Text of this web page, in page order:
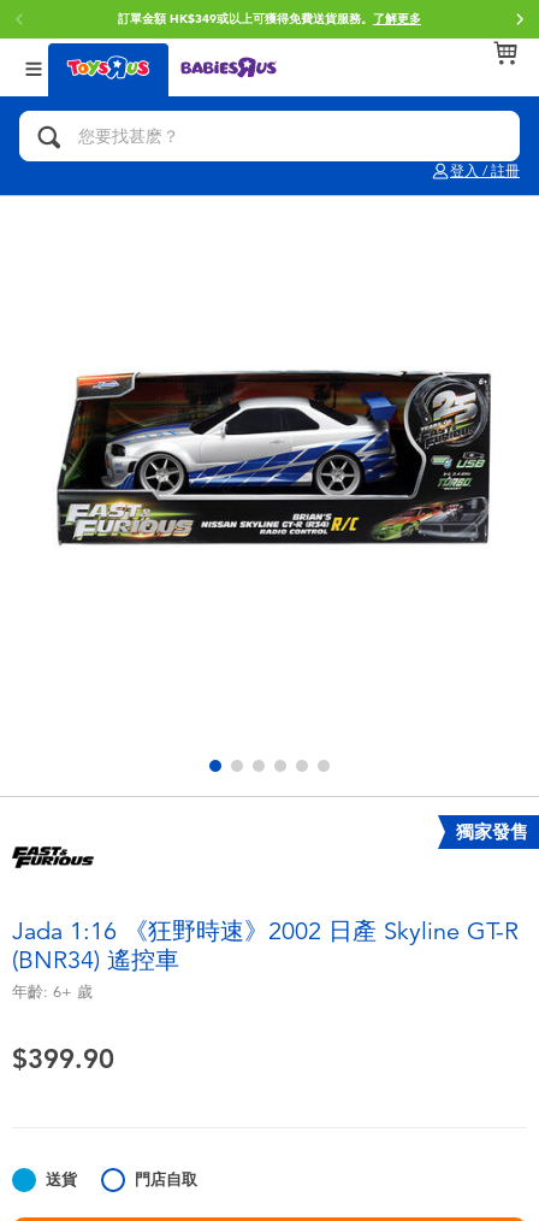
訂單金額 HK$349或以上可獲得免費送貨服務。 了解更多
登入 / 註冊
返回
分類目錄
人氣英雄,角色扮演,射擊玩具
手工藝,文具,蠟筆,泥膠,畫板
娃娃, 芭比,收藏公仔
電子玩具
戶外及運動用品
毛毛公仔玩具
任天堂 Switch
返回
品牌
Brunch Brother 早午餐兄弟
Play-Doh培樂多
Pokemon寶可夢
playpop
返回
年齢
0~2歳
12~14歳
14歳以上
獨家發售
Jada 1:16 《狂野時速》2002 日產 Skyline GT-R
(BNR34) 遙控車
年齡: 6+ 歲
$399.90
送貨 門店自取